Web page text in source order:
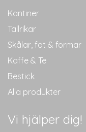
Kantiner
Tallrikar
Skålar, fat & formar
Kaffe & Te
Bestick
Alla produkter
Vi hjälper dig!